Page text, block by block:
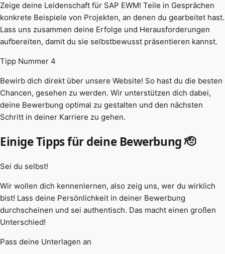
Zeige deine Leidenschaft für SAP EWM! Teile in Gesprächen
konkrete Beispiele von Projekten, an denen du gearbeitet hast.
Lass uns zusammen deine Erfolge und Herausforderungen
aufbereiten, damit du sie selbstbewusst präsentieren kannst.
Tipp Nummer 4
Bewirb dich direkt über unsere Website! So hast du die besten
Chancen, gesehen zu werden. Wir unterstützen dich dabei,
deine Bewerbung optimal zu gestalten und den nächsten
Schritt in deiner Karriere zu gehen.
Einige Tipps für deine Bewerbung 🫡
Sei du selbst!
Wir wollen dich kennenlernen, also zeig uns, wer du wirklich
bist! Lass deine Persönlichkeit in deiner Bewerbung
durchscheinen und sei authentisch. Das macht einen großen
Unterschied!
Pass deine Unterlagen an